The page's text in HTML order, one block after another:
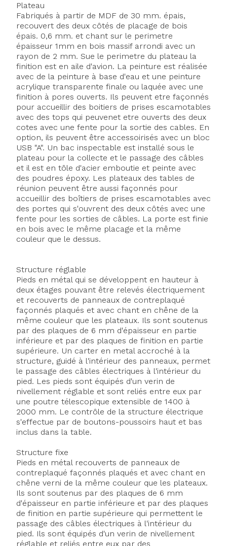
Plateau
Fabriqués à partir de MDF de 30 mm. épais,
recouvert des deux côtés de placage de bois
épais. 0,6 mm. et chant sur le perimetre
épaisseur 1mm en bois massif arrondi avec un
rayon de 2 mm. Sue le perimetre du plateau la
finition est en aile d'avion. La peinture est réalisée
avec de la peinture à base d'eau et une peinture
acrylique transparente finale ou laquée avec une
finition à pores ouverts. Ils peuvent etre façonnés
pour accueillir des boitiers de prises escamotables
avec des tops qui peuvenet etre ouverts des deux
cotes avec une fente pour la sortie des cables. En
option, ils peuvent être accessoirisés avec un bloc
USB "A". Un bac inspectable est installé sous le
plateau pour la collecte et le passage des câbles
et il est en tôle d'acier emboutie et peinte avec
des poudres époxy. Les plateaux des tables de
réunion peuvent être aussi façonnés pour
accueillir des boîtiers de prises escamotables avec
des portes qui s'ouvrent des deux côtés avec une
fente pour les sorties de câbles. La porte est finie
en bois avec le même placage et la même
couleur que le dessus.
Structure réglable
Pieds en métal qui se développent en hauteur à
deux étages pouvant être relevés électriquement
et recouverts de panneaux de contreplaqué
façonnés plaqués et avec chant en chêne de la
même couleur que les plateaux. Ils sont soutenus
par des plaques de 6 mm d'épaisseur en partie
inférieure et par des plaques de finition en partie
supérieure. Un carter en metal accroché à la
structure, guidé à l'intérieur des panneaux, permet
le passage des câbles électriques à l'intérieur du
pied. Les pieds sont équipés d'un verin de
nivellement réglable et sont reliés entre eux par
une poutre télescopique extensible de 1400 à
2000 mm. Le contrôle de la structure électrique
s'effectue par de boutons-poussoirs haut et bas
inclus dans la table.
Structure fixe
Pieds en métal recouverts de panneaux de
contreplaqué façonnés plaqués et avec chant en
chêne verni de la même couleur que les plateaux.
Ils sont soutenus par des plaques de 6 mm
d'épaisseur en partie inférieure et par des plaques
de finition en partie supérieure qui permettent le
passage des câbles électriques à l'intérieur du
pied. Ils sont équipés d'un verin de nivellement
réglable et reliés entre eux par des